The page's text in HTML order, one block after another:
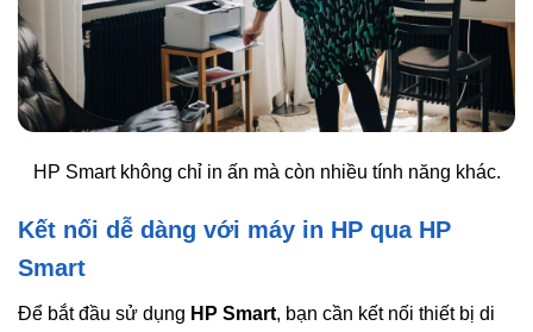
HP Smart không chỉ in ấn mà còn nhiều tính năng khác.
Kết nối dễ dàng với máy in HP qua HP
Smart
Để bắt đầu sử dụng HP Smart, bạn cần kết nối thiết bị di